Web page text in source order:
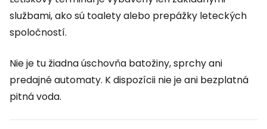
službami, ako sú toalety alebo prepážky leteckých
spoločností.
Nie je tu žiadna úschovňa batožiny, sprchy ani
predajné automaty. K dispozícii nie je ani bezplatná
pitná voda.